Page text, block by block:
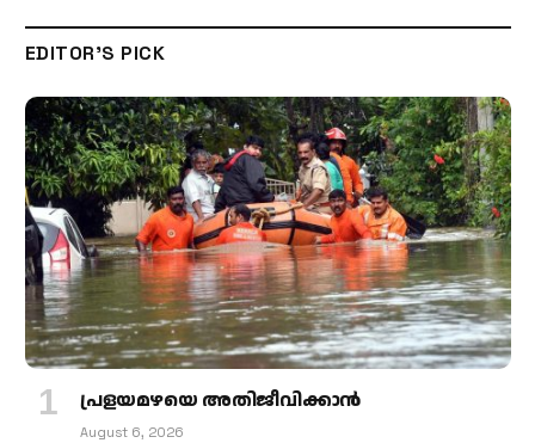
EDITOR'S PICK
പ്രളയമഴയെ അതിജീവിക്കാന്‍
August 6, 2026